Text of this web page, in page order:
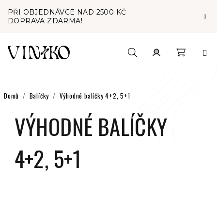
obsah
PŘI OBJEDNÁVCE NAD 2500 KČ
DOPRAVA ZDARMA!
Domů / Balíčky / Výhodné balíčky 4+2, 5+1
VÝHODNÉ BALÍČKY
4+2, 5+1